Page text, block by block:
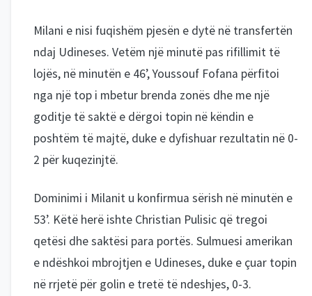
Milani e nisi fuqishëm pjesën e dytë në transfertën
ndaj Udineses. Vetëm një minutë pas rifillimit të
lojës, në minutën e 46’, Youssouf Fofana përfitoi
nga një top i mbetur brenda zonës dhe me një
goditje të saktë e dërgoi topin në këndin e
poshtëm të majtë, duke e dyfishuar rezultatin në 0-
2 për kuqezinjtë.
Dominimi i Milanit u konfirmua sërish në minutën e
53’. Këtë herë ishte Christian Pulisic që tregoi
qetësi dhe saktësi para portës. Sulmuesi amerikan
e ndëshkoi mbrojtjen e Udineses, duke e çuar topin
në rrjetë për golin e tretë të ndeshjes, 0-3.